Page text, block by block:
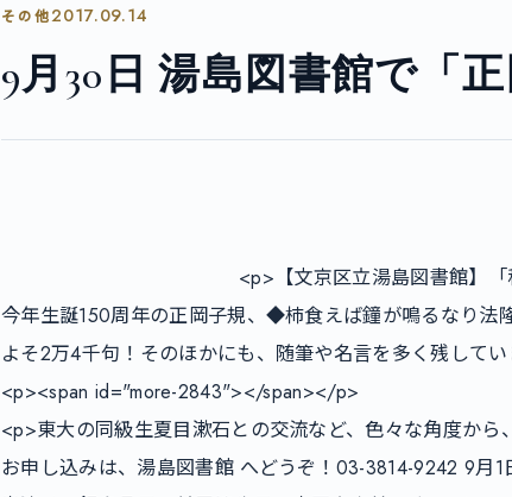
その他2017.09.14
9月30日 湯島図書館で「正
今年生誕150周年の正岡子規、◆柿食えば鐘が鳴るなり法
よそ2万4千句！そのほかにも、随筆や名言を多く残して
<p><span id="more-2843"></span></p>
<p>東大の同級生夏目漱石との交流など、色々な角度か
お申し込みは、湯島図書館 へどうぞ！03-3814-9242 9月